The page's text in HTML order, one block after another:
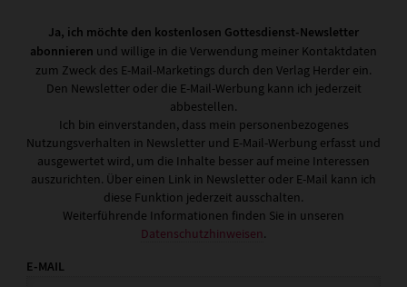
Ja, ich möchte den kostenlosen Gottesdienst-Newsletter
abonnieren und willige in die Verwendung meiner Kontaktdaten
zum Zweck des E-Mail-Marketings durch den Verlag Herder ein.
Den Newsletter oder die E-Mail-Werbung kann ich jederzeit
abbestellen.
Ich bin einverstanden, dass mein personenbezogenes
Nutzungsverhalten in Newsletter und E-Mail-Werbung erfasst und
ausgewertet wird, um die Inhalte besser auf meine Interessen
auszurichten. Über einen Link in Newsletter oder E-Mail kann ich
diese Funktion jederzeit ausschalten.
Weiterführende Informationen finden Sie in unseren
Datenschutzhinweisen.
E-MAIL